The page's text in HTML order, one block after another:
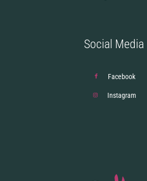
Social Media
Facebook
Instagram